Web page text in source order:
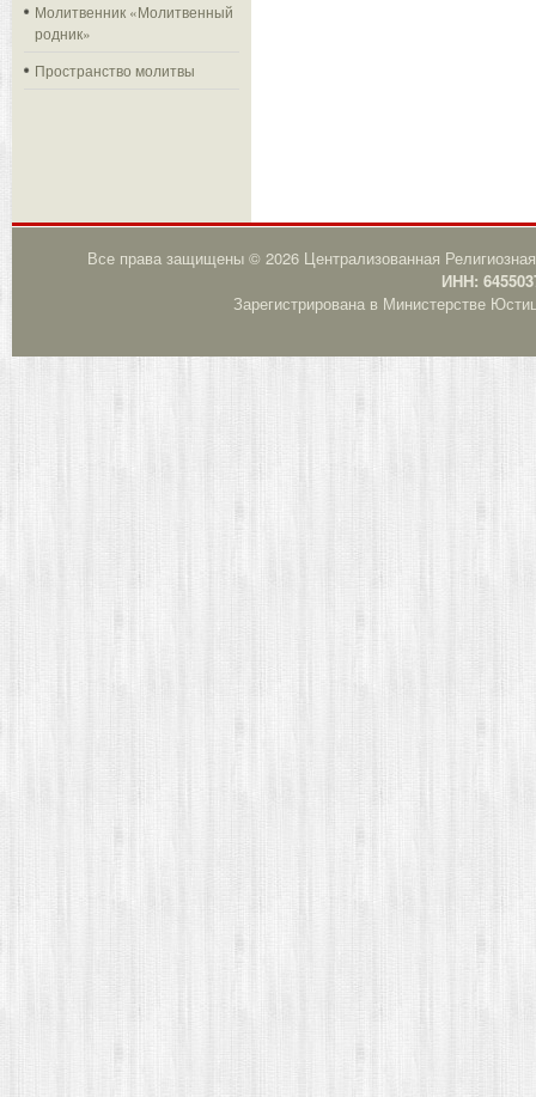
Молитвенник «Молитвенный
родник»
Пространство молитвы
Все права защищены © 2026 Централизованная
ИНН:
Зарегистрирована в Министерстве